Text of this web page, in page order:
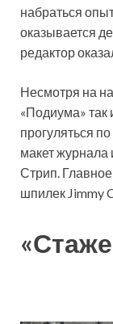
набраться
оказывается
редактор
Несмотря на
«Подиума» так
прогуляться
макет журнала
Стрип.
шпилек Jimmy